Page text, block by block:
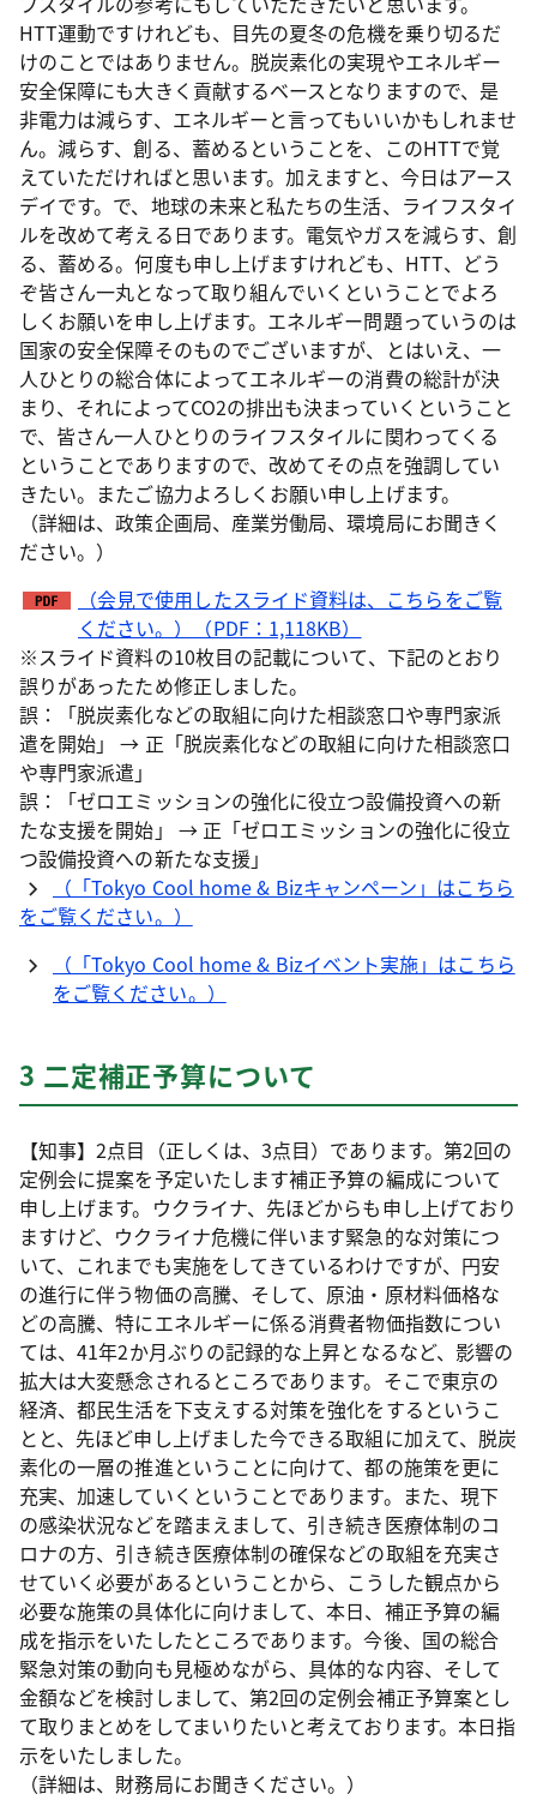
HTT運動ですけれども、目先の夏冬の危機を乗り切るだ
けのことではありません。脱炭素化の実現やエネルギー
安全保障にも大きく貢献するベースとなりますので、是
非電力は減らす、エネルギーと言ってもいいかもしれませ
ん。減らす、創る、蓄めるということを、このHTTで覚
えていただければと思います。加えますと、今日はアース
デイです。で、地球の未来と私たちの生活、ライフスタイ
ルを改めて考える日であります。電気やガスを減らす、創
る、蓄める。何度も申し上げますけれども、HTT、どう
ぞ皆さん一丸となって取り組んでいくということでよろ
しくお願いを申し上げます。エネルギー問題っていうのは
国家の安全保障そのものでございますが、とはいえ、一
人ひとりの総合体によってエネルギーの消費の総計が決
まり、それによってCO2の排出も決まっていくということ
で、皆さん一人ひとりのライフスタイルに関わってくる
ということでありますので、改めてその点を強調してい
きたい。またご協力よろしくお願い申し上げます。
（詳細は、政策企画局、産業労働局、環境局にお聞きく
ださい。）
（会見で使用したスライド資料は、こちらをご覧
ください。）（PDF：1,118KB）
※スライド資料の10枚目の記載について、下記のとおり
誤りがあったため修正しました。
誤：「脱炭素化などの取組に向けた相談窓口や専門家派
遣を開始」 → 正「脱炭素化などの取組に向けた相談窓口
や専門家派遣」
誤：「ゼロエミッションの強化に役立つ設備投資への新
たな支援を開始」 → 正「ゼロエミッションの強化に役立
つ設備投資への新たな支援」
（「Tokyo Cool home & Bizキャンペーン」はこちら
をご覧ください。）
（「Tokyo Cool home & Bizイベント実施」はこちら
をご覧ください。）
3 二定補正予算について
【知事】2点目（正しくは、3点目）であります。第2回の
定例会に提案を予定いたします補正予算の編成について
申し上げます。ウクライナ、先ほどからも申し上げており
ますけど、ウクライナ危機に伴います緊急的な対策につ
いて、これまでも実施をしてきているわけですが、円安
の進行に伴う物価の高騰、そして、原油・原材料価格な
どの高騰、特にエネルギーに係る消費者物価指数につい
ては、41年2か月ぶりの記録的な上昇となるなど、影響の
拡大は大変懸念されるところであります。そこで東京の
経済、都民生活を下支えする対策を強化をするというこ
とと、先ほど申し上げました今できる取組に加えて、脱炭
素化の一層の推進ということに向けて、都の施策を更に
充実、加速していくということであります。また、現下
の感染状況などを踏まえまして、引き続き医療体制のコ
ロナの方、引き続き医療体制の確保などの取組を充実さ
せていく必要があるということから、こうした観点から
必要な施策の具体化に向けまして、本日、補正予算の編
成を指示をいたしたところであります。今後、国の総合
緊急対策の動向も見極めながら、具体的な内容、そして
金額などを検討しまして、第2回の定例会補正予算案とし
て取りまとめをしてまいりたいと考えております。本日指
示をいたしました。
（詳細は、財務局にお聞きください。）